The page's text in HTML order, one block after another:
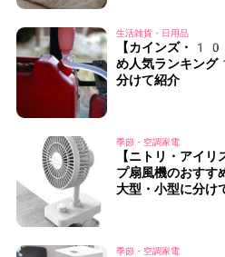
生活雑貨・日用品
【カインズ・
め人気ランキン
分けて紹介
季節・空調家電
【ニトリ・アイ
プ扇風機のおす
大型・小型に分け
季節・空調家電